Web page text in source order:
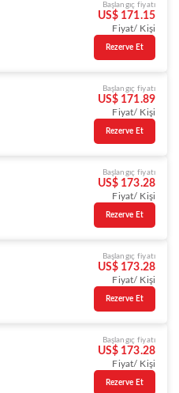
Başlangıç fiyatı
US$ 171.15
Fiyat/ Kişi
Rezerve Et
Başlangıç fiyatı
US$ 171.89
Fiyat/ Kişi
Rezerve Et
Başlangıç fiyatı
US$ 173.28
Fiyat/ Kişi
Rezerve Et
Başlangıç fiyatı
US$ 173.28
Fiyat/ Kişi
Rezerve Et
Başlangıç fiyatı
US$ 173.28
Fiyat/ Kişi
Rezerve Et